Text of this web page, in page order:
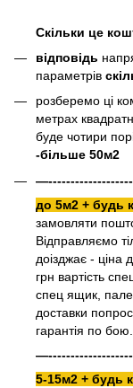
Скільки це
відповідь
параметрів
розберемо ці
метрах
буде чотири
-більше 50м2
до 5м2 + будь
замовляти
Відправляємо
доізджає - ціна
грн вартість
спец ящик,
доставки
гарантія по бою.
5-15м2 + будь